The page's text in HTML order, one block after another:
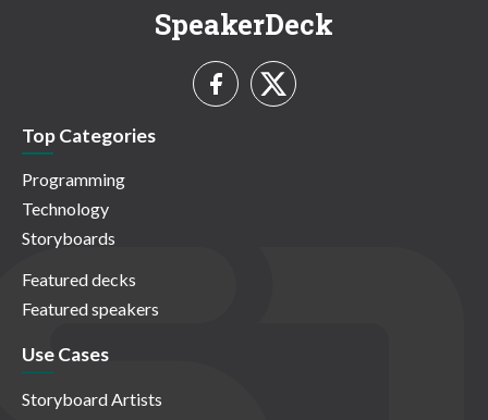
SpeakerDeck
Top Categories
Programming
Technology
Storyboards
Featured decks
Featured speakers
Use Cases
Storyboard Artists